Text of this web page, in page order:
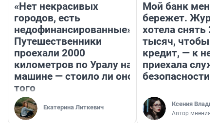
«Нет некрасивых
городов, есть
недофинансированные».
Путешественники
проехали 2000
километров по Уралу на
машине — стоило ли оно
того
Екатерина Литкевич
Мой банк меня
бережет.
хотела снять
тысяч, чтобы
кредит, — к
приехала
безопасности
Ксения
Автор мнения